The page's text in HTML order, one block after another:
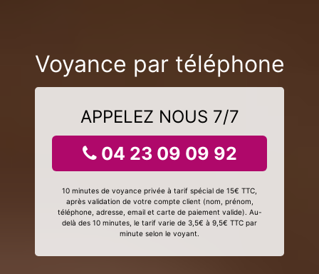
Voyance par téléphone
APPELEZ NOUS 7/7
04 23 09 09 92
10 minutes de voyance privée à tarif spécial de 15€ TTC,
après validation de votre compte client (nom, prénom,
téléphone, adresse, email et carte de paiement valide). Au-
delà des 10 minutes, le tarif varie de 3,5€ à 9,5€ TTC par
minute selon le voyant.